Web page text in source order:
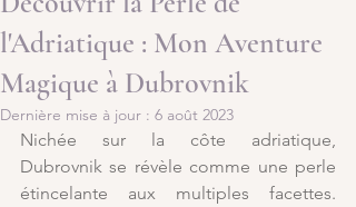
l'Adriatique : Mon Aventure
Magique à Dubrovnik
Dernière mise à jour : 6 août 2023
Nichée sur la côte adriatique,
Dubrovnik se révèle comme une perle
étincelante aux multiples facettes.